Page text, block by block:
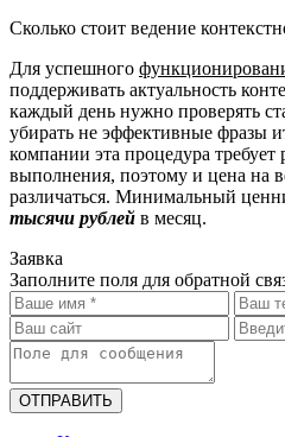
Сколько стоит ведение
Для успешного
поддерживать актуальность
каждый день нужно проверять
убирать не эффективные фразы
компании эта процедура
выполнения, поэтому и цена на
различаться. Минимальный
тысячи рублей в месяц.
Заявка
Заполните поля для обратной
ОТПРАВИТЬ